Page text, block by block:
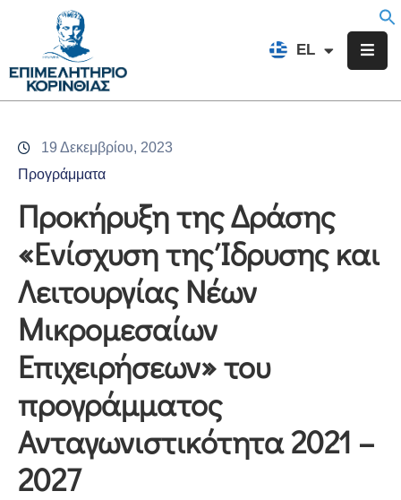
EL
FR
Επιμελητήριο
Υπηρεσίες
Προγράμματα
Δράσεις
Εκδηλώσεις
Επικοινωνία
19 Δεκεμβρίου, 2023
Προγράμματα
Προκήρυξη της Δράσης
«Ενίσχυση της Ίδρυσης και
Λειτουργίας Νέων
Μικρομεσαίων
Επιχειρήσεων» του
προγράμματος
Ανταγωνιστικότητα 2021 –
2027